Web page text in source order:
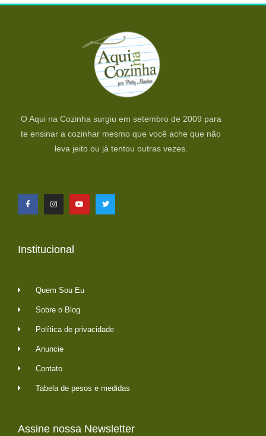
O Aqui na Cozinha surgiu em setembro de 2009 para
te ensinar a cozinhar mesmo que você ache que não
leva jeito ou já tentou outras vezes.
Institucional
Quem Sou Eu
Sobre o Blog
Política de privacidade
Anuncie
Contato
Tabela de pesos e medidas
Assine nossa Newsletter